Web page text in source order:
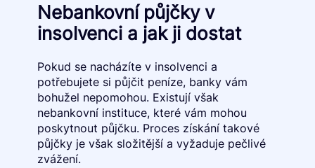
Nebankovní půjčky v
insolvenci a jak ji dostat
Pokud se nacházíte v insolvenci a
potřebujete si půjčit peníze, banky vám
bohužel nepomohou. Existují však
nebankovní instituce, které vám mohou
poskytnout půjčku. Proces získání takové
půjčky je však složitější a vyžaduje pečlivé
zvážení.